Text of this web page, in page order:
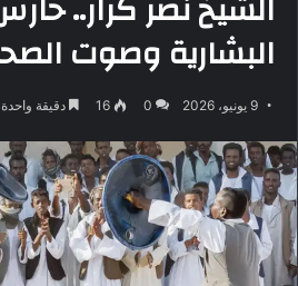
البشارية وصوت
9 يونيو، 2026 0
16 دقيقة واحدة